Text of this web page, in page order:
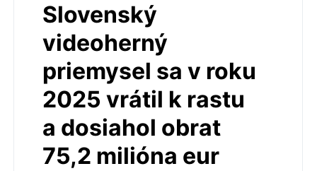
Slovenský
videoherný
priemysel sa v roku
2025 vrátil k rastu
a dosiahol obrat
75,2 milióna eur